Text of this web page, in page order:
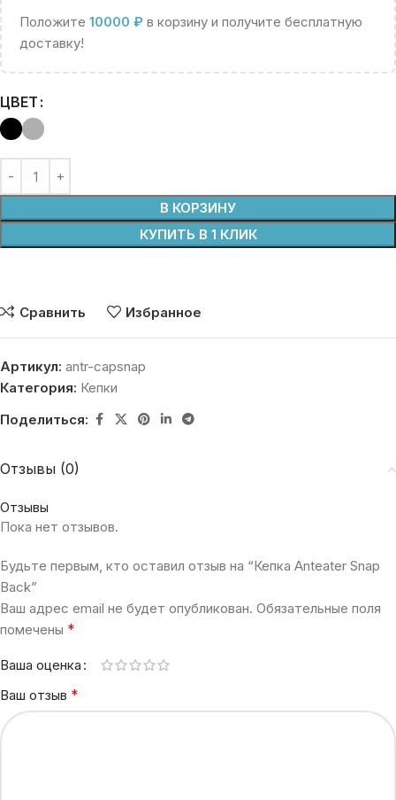
Положите 10000 ₽ в корзину и получите бесплатную
доставку!
ЦВЕТ
В КОРЗИНУ
КУПИТЬ В 1 КЛИК
Сравнить Избранное
Артикул: antr-capsnap
Категория: Кепки
Поделиться:
Отзывы (0)
Отзывы
Пока нет отзывов.
Будьте первым, кто оставил отзыв на “Кепка Anteater Snap
Back”
Ваш адрес email не будет опубликован. Обязательные поля
помечены *
Ваша оценка
Ваш отзыв *